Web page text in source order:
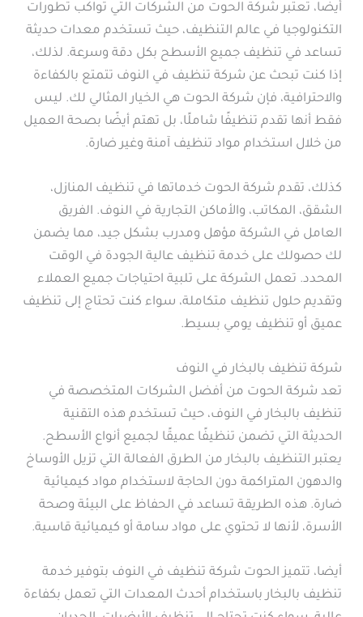
أيضا، تعتبر شركة الحوت من الشركات التي تواكب تطورات
التكنولوجيا في عالم التنظيف، حيث تستخدم معدات حديثة
تساعد في تنظيف جميع الأسطح بكل دقة وسرعة. لذلك،
إذا كنت تبحث عن شركة تنظيف في النوف تتمتع بالكفاءة
والاحترافية، فإن شركة الحوت هي الخيار المثالي لك. ليس
فقط أنها تقدم تنظيفًا شاملًا، بل تهتم أيضًا بصحة العميل
من خلال استخدام مواد تنظيف آمنة وغير ضارة.
كذلك، تقدم شركة الحوت خدماتها في تنظيف المنازل،
الشقق، المكاتب، والأماكن التجارية في النوف. الفريق
العامل في الشركة مؤهل ومدرب بشكل جيد، مما يضمن
لك حصولك على خدمة تنظيف عالية الجودة في الوقت
المحدد. تعمل الشركة على تلبية احتياجات جميع العملاء
وتقديم حلول تنظيف متكاملة، سواء كنت تحتاج إلى تنظيف
عميق أو تنظيف يومي بسيط.
شركة تنظيف بالبخار في النوف
تعد شركة الحوت من أفضل الشركات المتخصصة في
تنظيف بالبخار في النوف، حيث تستخدم هذه التقنية
الحديثة التي تضمن تنظيفًا عميقًا لجميع أنواع الأسطح.
يعتبر التنظيف بالبخار من الطرق الفعالة التي تزيل الأوساخ
والدهون المتراكمة دون الحاجة لاستخدام مواد كيميائية
ضارة. هذه الطريقة تساعد في الحفاظ على البيئة وصحة
الأسرة، لأنها لا تحتوي على مواد سامة أو كيميائية قاسية.
أيضا، تتميز الحوت شركة تنظيف في النوف بتوفير خدمة
تنظيف بالبخار باستخدام أحدث المعدات التي تعمل بكفاءة